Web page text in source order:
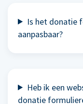
Is het donatie
aanpasbaar?
Heb ik een
donatie